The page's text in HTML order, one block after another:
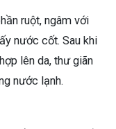
ruột, ngâm với
nước cốt. Sau khi
lên da, thư giãn
nước lạnh.